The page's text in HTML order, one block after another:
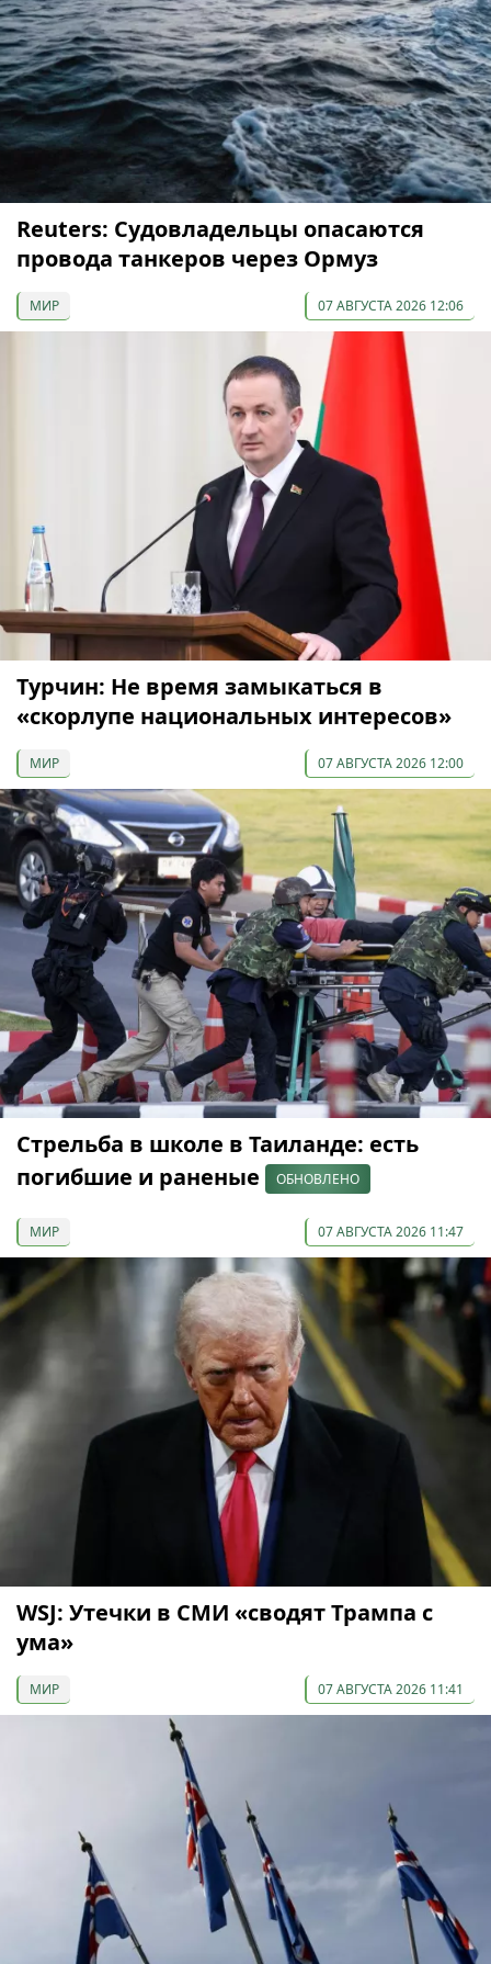
Reuters: Судовладельцы опасаются
провода танкеров через Ормуз
МИР 07 АВГУСТА 2026 12:06
Турчин: Не время замыкаться в
«скорлупе национальных интересов»
МИР 07 АВГУСТА 2026 12:00
Стрельба в школе в Таиланде: есть
погибшие и раненые
ОБНОВЛЕНО
МИР 07 АВГУСТА 2026 11:47
WSJ: Утечки в СМИ «сводят Трампа с
ума»
МИР 07 АВГУСТА 2026 11:41